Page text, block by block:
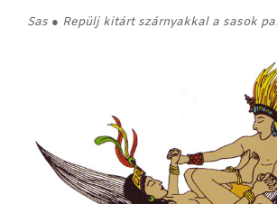
Sas ● Repülj kitárt szárnyakkal a sasok